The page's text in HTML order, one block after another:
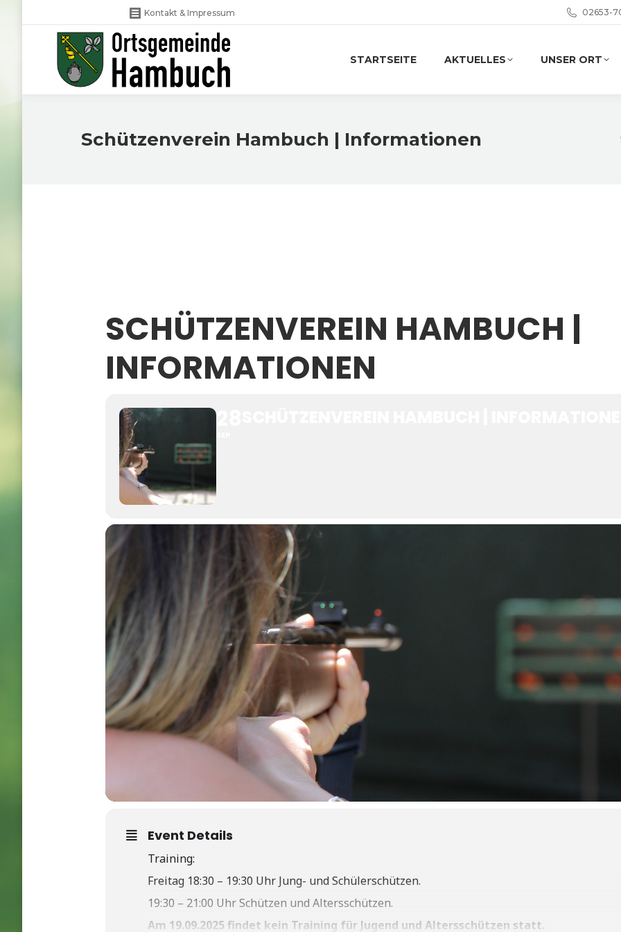
Kontakt & Impressum 02653-
STARTSEITE AKTUELLES UNSER ORT
Schützenverein Hambuch | Informationen
SCHÜTZENVEREIN HAMBUCH |
INFORMATIONEN
Event Details
Training:
Freitag 18:30 – 19:30 Uhr Jung- und Schülerschützen.
19:30 – 21:00 Uhr Schützen und Altersschützen.
Am 19.09.2025 findet kein Training für Jugend und Altersschützen statt.